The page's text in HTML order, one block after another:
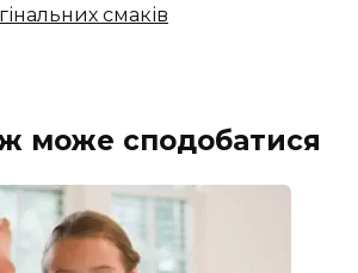
смаків
може сподобатися